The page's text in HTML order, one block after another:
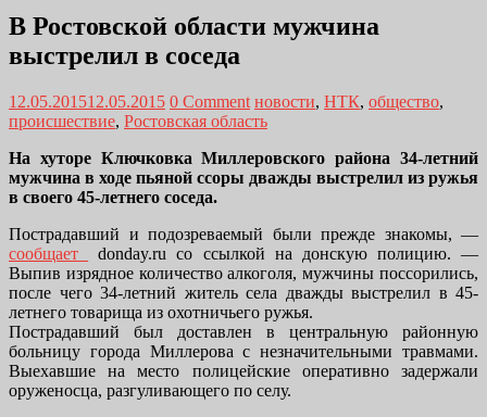
В Ростовской области мужчина
выстрелил в соседа
12.05.201512.05.2015 0 Comment новости, НТК, общество,
происшествие, Ростовская область
На хуторе Ключковка Миллеровского района 34-летний
мужчина в ходе пьяной ссоры дважды выстрелил из ружья
в своего 45-летнего соседа.
Пострадавший и подозреваемый были прежде знакомы, —
сообщает
donday.ru со ссылкой на донскую полицию. —
Выпив изрядное количество алкоголя, мужчины поссорились,
после чего 34-летний житель села дважды выстрелил в 45-
летнего товарища из охотничьего ружья.
Пострадавший был доставлен в центральную районную
больницу города Миллерова с незначительными травмами.
Выехавшие на место полицейские оперативно задержали
оруженосца, разгуливающего по селу.